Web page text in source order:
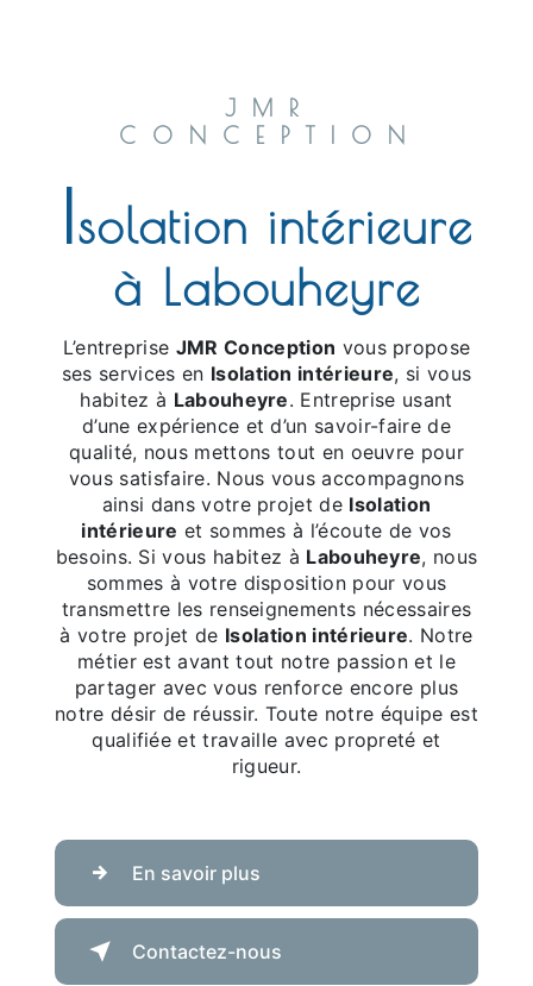
JMR
CONCEPTION
solation intérieure
à Labouheyre
L’entreprise JMR Conception vous propose
ses services en Isolation intérieure, si vous
habitez à Labouheyre. Entreprise usant
d’une expérience et d’un savoir-faire de
qualité, nous mettons tout en oeuvre pour
vous satisfaire. Nous vous accompagnons
ainsi dans votre projet de Isolation
intérieure et sommes à l’écoute de vos
besoins. Si vous habitez à Labouheyre, nous
sommes à votre disposition pour vous
transmettre les renseignements nécessaires
à votre projet de Isolation intérieure. Notre
métier est avant tout notre passion et le
partager avec vous renforce encore plus
notre désir de réussir. Toute notre équipe est
qualifiée et travaille avec propreté et
rigueur.
En savoir plus
Contactez-nous